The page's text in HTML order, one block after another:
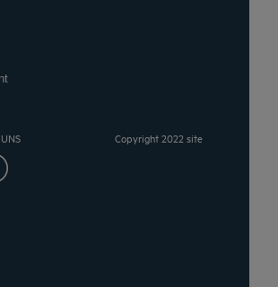
Copyright 2022 site